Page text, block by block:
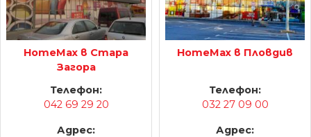
HomeMax в Стара
Загора
Телефон:
042 69 29 20
Адрес:
HomeMax в Пловдив
Телефон:
032 27 09 00
Адрес: